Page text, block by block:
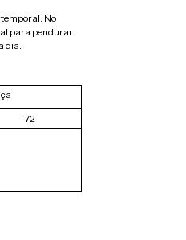
No
para pendurar
dia.
72